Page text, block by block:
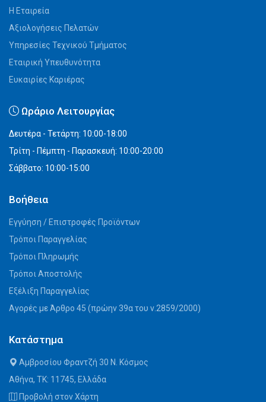
Η Εταιρεία
Αξιολογήσεις Πελατών
Υπηρεσίες Τεχνικού Τμήματος
Εταιρική Υπευθυνότητα
Ευκαιρίες Καριέρας
Ωράριο Λειτουργίας
Δευτέρα - Τετάρτη: 10:00-18:00
Τρίτη - Πέμπτη - Παρασκευή: 10:00-20:00
Σάββατο: 10:00-15:00
Βοήθεια
Εγγύηση / Επιστροφές Προϊόντων
Τρόποι Παραγγελίας
Τρόποι Πληρωμής
Τρόποι Αποστολής
Εξέλιξη Παραγγελίας
Αγορές με Άρθρο 45 (πρώην 39α του ν.2859/2000)
Κατάστημα
Αμβροσίου Φραντζή 30 Ν. Κόσμος
Αθήνα, ΤΚ: 11745, Ελλάδα
Προβολή στον Χάρτη